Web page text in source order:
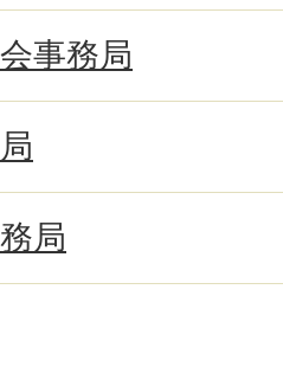
事務局
局